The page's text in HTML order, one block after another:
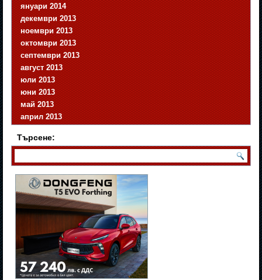
януари 2014
декември 2013
ноември 2013
октомври 2013
септември 2013
август 2013
юли 2013
юни 2013
май 2013
април 2013
Търсене: